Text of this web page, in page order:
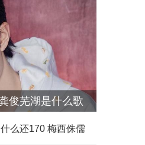
俊芜湖是什么歌
么还170 梅西侏儒